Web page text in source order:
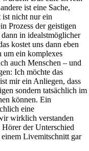
ist eine Sache,
ist nicht nur ein
Prozess der geistigen
in idealstmöglicher
kostet uns dann eben
um ein komplexes
auch Menschen – und
Ich möchte das
mir ein Anliegen, dass
sondern tatsächlich im
können. Ein
eine
wirklich verstanden
der Unterschied
Livemitschnitt gar